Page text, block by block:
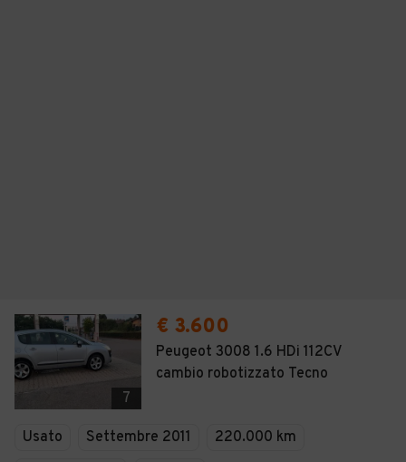
7
€ 3.600
Peugeot 3008 1.6 HDi 112CV
cambio robotizzato Tecno
Usato Settembre 2011
220.000 km